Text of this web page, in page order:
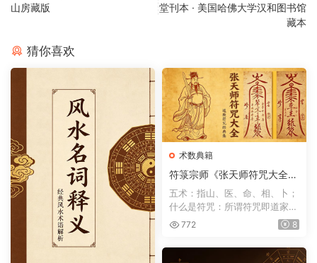
山房藏版
堂刊本 · 美国哈佛大学汉和图书馆
藏本
猜你喜欢
术数典籍
符箓宗师《张天师符咒大全》
符咒术法趋吉避凶方术
五术：指山、医、命、相、卜；
什么是符咒：所谓符咒即道家所
用的“符文咒训”的简称...
772 8